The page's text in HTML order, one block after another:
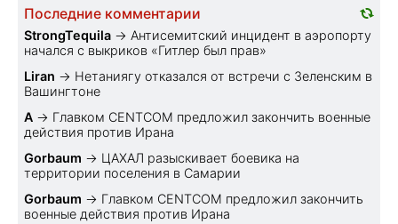
Последние комментарии
StrongTequila → Антисемитский инцидент в аэропорту
начался с выкриков «Гитлер был прав»
Liran → Нетаниягу отказался от встречи с Зеленским в
Вашингтоне
A → Главком CENTCOM предложил закончить военные
действия против Ирана
Gorbaum → ЦАХАЛ разыскивает боевика на
территории поселения в Самарии
Gorbaum → Главком CENTCOM предложил закончить
военные действия против Ирана